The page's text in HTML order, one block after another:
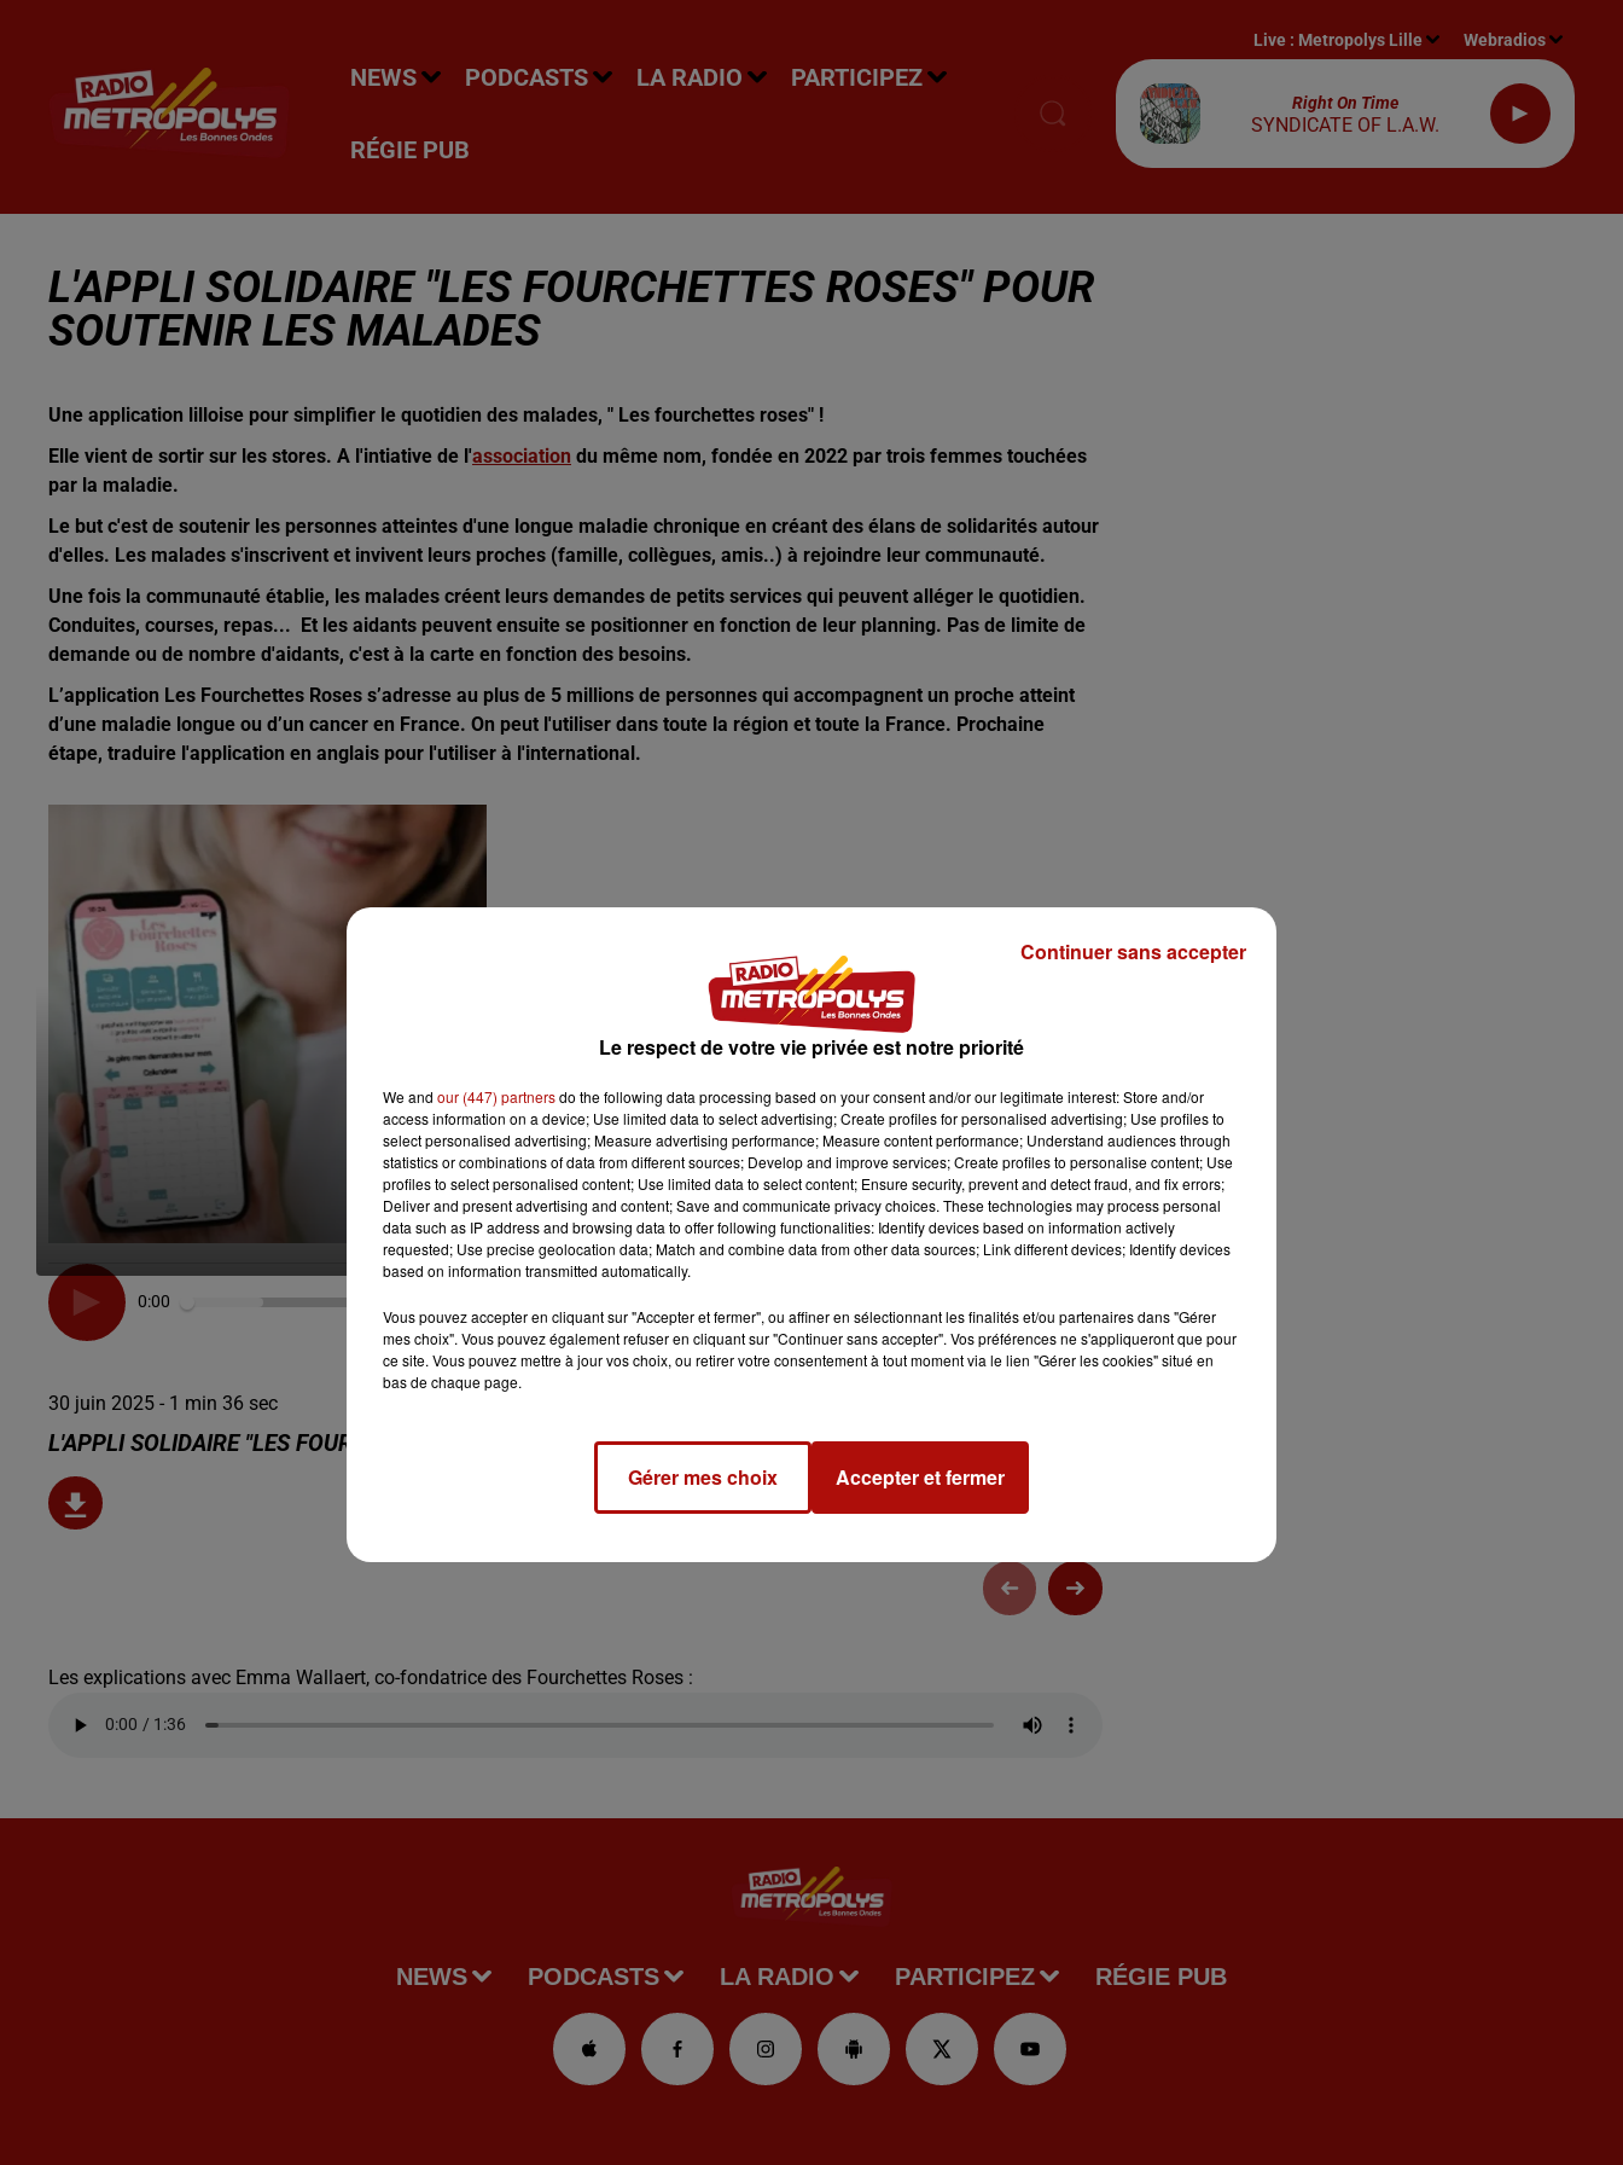
NEWS PODCASTS LA RADIO PARTICIPEZ
RÉGIE PUB
Live : Metropolys Lille Webradios
Right On Time
SYNDICATE OF L.A.W.
L'APPLI SOLIDAIRE "LES FOURCHETTES ROSES" POUR
SOUTENIR LES MALADES
Une application lilloise pour simplifier le quotidien des malades, " Les fourchettes roses" !
Elle vient de sortir sur les stores. A l'intiative de l'association du même nom, fondée en 2022 par trois femmes touchées
par la maladie.
Le but c'est de soutenir les personnes atteintes d'une longue maladie chronique en créant des élans de solidarités autour
d'elles. Les malades s'inscrivent et invivent leurs proches (famille, collègues, amis..) à rejoindre leur communauté.
Une fois la communauté établie, les malades créent leurs demandes de petits services qui peuvent alléger le quotidien.
Conduites, courses, repas... Et les aidants peuvent ensuite se positionner en fonction de leur planning. Pas de limite de
demande ou de nombre d'aidants, c'est à la carte en fonction des besoins.
L’application Les Fourchettes Roses s’adresse au plus de 5 millions de personnes qui accompagnent un proche atteint
d’une maladie longue ou d’un cancer en France. On peut l'utiliser dans toute la région et toute la France. Prochaine
étape, traduire l'application en anglais pour l'utiliser à l'international.
0:00
30 juin 2025 - 1 min 36 sec
L'APPLI SOLIDAIRE "LES FOURCHETTES ROSES" POUR SOUTENIR LES MALADES
Les explications avec Emma Wallaert, co-fondatrice des Fourchettes Roses :
NEWS PODCASTS LA RADIO PARTICIPEZ RÉGIE PUB
Le respect de votre vie privée est notre priorité
We and our (447) partnersdo the following data processing based on your consent and/or our legitimate interest: Store and/or
access information on a device; Use limited data to select advertising; Create profiles for personalised advertising; Use profiles to
select personalised advertising; Measure advertising performance; Measure content performance; Understand audiences through
statistics or combinations of data from different sources; Develop and improve services; Create profiles to personalise content; Use
profiles to select personalised content; Use limited data to select content; Ensure security, prevent and detect fraud, and fix errors;
Deliver and present advertising and content; Save and communicate privacy choices. These technologies may process personal
data such as IP address and browsing data to offer following functionalities: Identify devices based on information actively
requested; Use precise geolocation data; Match and combine data from other data sources; Link different devices; Identify devices
based on information transmitted automatically.
Vous pouvez accepter en cliquant sur "Accepter et fermer", ou affiner en sélectionnant les finalités et/ou partenaires dans "Gérer
mes choix". Vous pouvez également refuser en cliquant sur "Continuer sans accepter". Vos préférences ne s'appliqueront que pour
ce site. Vous pouvez mettre à jour vos choix, ou retirer votre consentement à tout moment via le lien "Gérer les cookies" situé en
bas de chaque page.
Gérer mes choix Accepter et fermer
Continuer sans accepter